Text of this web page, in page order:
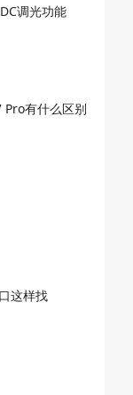
调光功能
Pro有什么区别
这样找